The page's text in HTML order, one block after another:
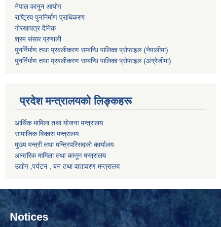
नेपाल कानुन आयोग
राष्ट्रिय पुननिर्माण प्राधिकरण
गोरखापत्र दैनिक
श्रम संसार प्रणाली
पुनर्निर्माण तथा प्रबलीकरण सम्बन्धि पालिका प्राेफाइल (नेपालीमा)
पुनर्निर्माण तथा प्रबलीकरण सम्बन्धि पालिका प्राेफाइल(अंग्रेजीमा)
प्रदेश मन्त्रालयको लिङ्कहरू
आर्थिक मामिला तथा योजना मन्त्रालय
सामाजिक बिकास मन्त्रालय
मुख्य मन्त्री तथा मन्त्रिपरिसदको कार्यालय
आन्तरिक मामिला तथा कानून मन्त्रालय
उद्योग ,पर्यटन , बन तथा वातावरण मन्त्रालय
Notices